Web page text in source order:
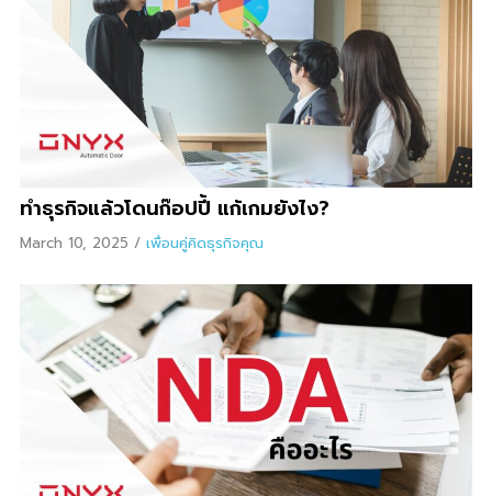
ทำธุรกิจแล้วโดนก๊อปปี้ แก้เกมยังไง?
March 10, 2025 / เพื่อนคู่คิดธุรกิจคุณ